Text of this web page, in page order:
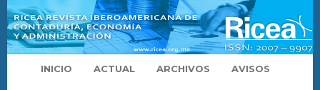
INICIO ACTUAL ARCHIVOS AVISOS